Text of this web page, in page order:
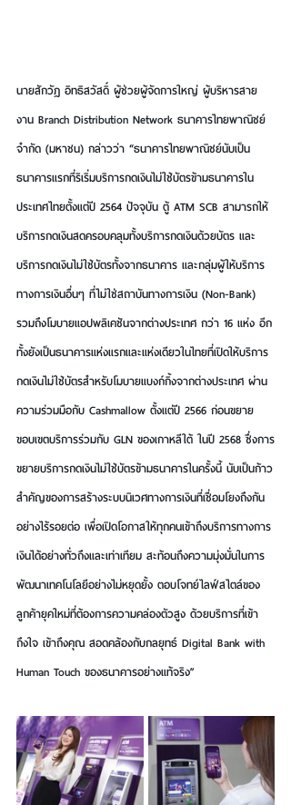
นายสักวัฏ อิทธิสวัสดิ์ ผู้ช่วยผู้จัดการใหญ่ ผู้บริหารสาย
งาน Branch Distribution Network ธนาคารไทยพาณิชย์
จำกัด (มหาชน) กล่าวว่า “ธนาคารไทยพาณิชย์นับเป็น
ธนาคารแรกที่ริเริ่มบริการกดเงินไม่ใช้บัตรข้ามธนาคารใน
ประเทศไทยตั้งแต่ปี 2564 ปัจจุบัน ตู้ ATM SCB สามารถให้
บริการกดเงินสดครอบคลุมทั้งบริการกดเงินด้วยบัตร และ
บริการกดเงินไม่ใช้บัตรทั้งจากธนาคาร และกลุ่มผู้ให้บริการ
ทางการเงินอื่นๆ ที่ไม่ใช่สถาบันทางการเงิน (Non-Bank)
รวมถึงโมบายแอปพลิเคชันจากต่างประเทศ กว่า 16 แห่ง อีก
ทั้งยังเป็นธนาคารแห่งแรกและแห่งเดียวในไทยที่เปิดให้บริการ
กดเงินไม่ใช้บัตรสำหรับโมบายแบงก์กิ้งจากต่างประเทศ ผ่าน
ความร่วมมือกับ Cashmallow ตั้งแต่ปี 2566 ก่อนขยาย
ขอบเขตบริการร่วมกับ GLN ของเกาหลีใต้ ในปี 2568 ซึ่งการ
ขยายบริการกดเงินไม่ใช้บัตรข้ามธนาคารในครั้งนี้ นับเป็นก้าว
สำคัญของการสร้างระบบนิเวศทางการเงินที่เชื่อมโยงถึงกัน
อย่างไร้รอยต่อ เพื่อเปิดโอกาสให้ทุกคนเข้าถึงบริการทางการ
เงินได้อย่างทั่วถึงและเท่าเทียม สะท้อนถึงความมุ่งมั่นในการ
พัฒนาเทคโนโลยีอย่างไม่หยุดยั้ง ตอบโจทย์ไลฟ์สไตล์ของ
ลูกค้ายุคใหม่ที่ต้องการความคล่องตัวสูง ด้วยบริการที่เข้า
ถึงใจ เข้าถึงคุณ สอดคล้องกับกลยุทธ์ Digital Bank with
Human Touch ของธนาคารอย่างแท้จริง”